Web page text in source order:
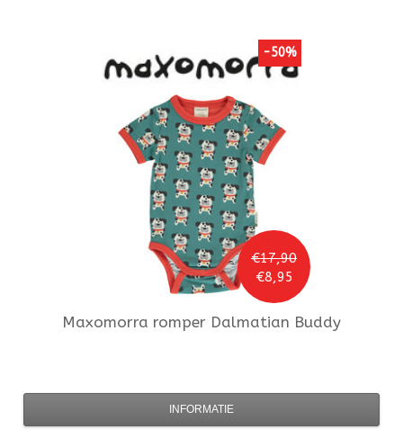
€17,90
€8,95
-50%
Maxomorra romper Dalmatian Buddy
INFORMATIE